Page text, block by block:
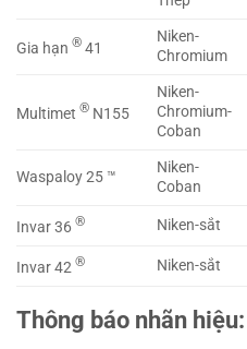
Gia hạn ® 41
Niken-
Chromium
Multimet ® N155
Niken-
Chromium-
Coban
Waspaloy 25 ™
Niken-
Coban
Invar 36 ® Niken-sắt
Invar 42 ® Niken-sắt
Thông báo nhãn hiệu: